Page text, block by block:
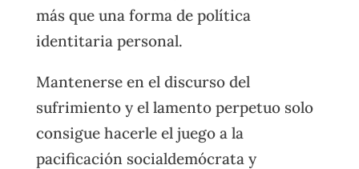
más que una forma de política
identitaria personal.
Mantenerse en el discurso del
sufrimiento y el lamento perpetuo solo
consigue hacerle el juego a la
pacificación socialdemócrata y